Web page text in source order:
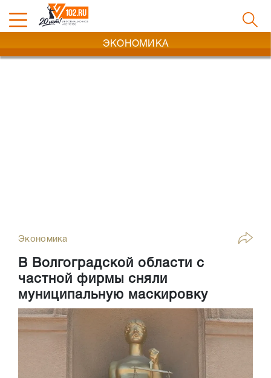
ЭКОНОМИКА
Экономика
В Волгоградской области с
частной фирмы сняли
муниципальную маскировку